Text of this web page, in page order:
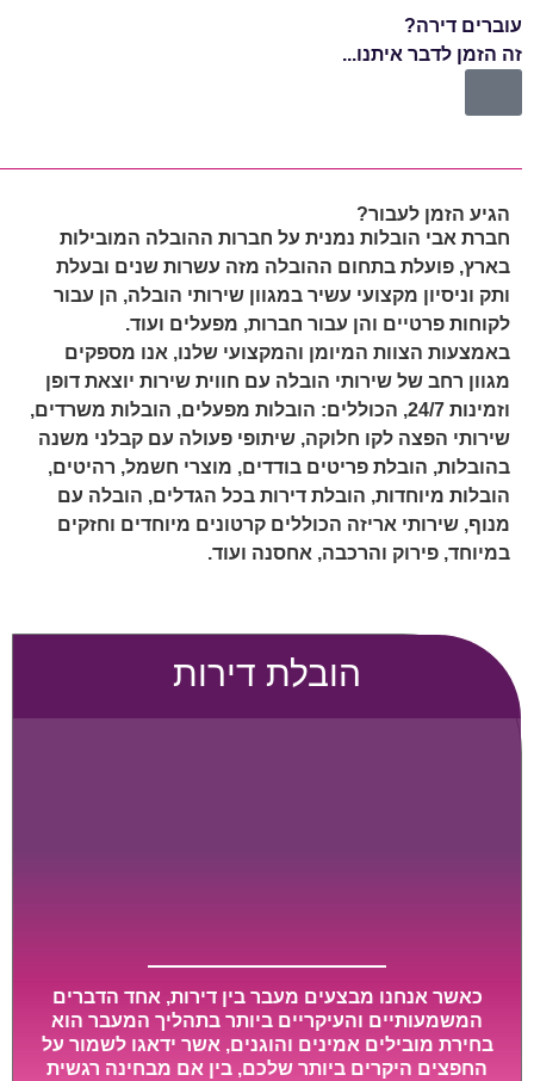
עוברים דירה?
זה הזמן לדבר איתנו...
הובלת דירות
כאשר אנחנו מבצעים מעבר בין דירות, אחד הדברים
המשמעותיים והעיקריים ביותר בתהליך המעבר הוא
בחירת מובילים אמינים והוגנים, אשר ידאגו לשמור על
החפצים היקרים ביותר שלכם, בין אם מבחינה רגשית
הגיע הזמן לעבור?
חברת אבי הובלות נמנית על חברות ההובלה המובילות
בארץ, פועלת בתחום ההובלה מזה עשרות שנים ובעלת
ותק וניסיון מקצועי עשיר במגוון שירותי הובלה, הן עבור
לקוחות פרטיים והן עבור חברות, מפעלים ועוד.
באמצעות הצוות המיומן והמקצועי שלנו, אנו מספקים
מגוון רחב של שירותי הובלה עם חווית שירות יוצאת דופן
וזמינות 24/7, הכוללים: הובלות מפעלים, הובלות משרדים,
שירותי הפצה לקו חלוקה, שיתופי פעולה עם קבלני משנה
בהובלות, הובלת פריטים בודדים, מוצרי חשמל, רהיטים,
הובלות מיוחדות, הובלת דירות בכל הגדלים, הובלה עם
מנוף, שירותי אריזה הכוללים קרטונים מיוחדים וחזקים
במיוחד, פירוק והרכבה, אחסנה ועוד.